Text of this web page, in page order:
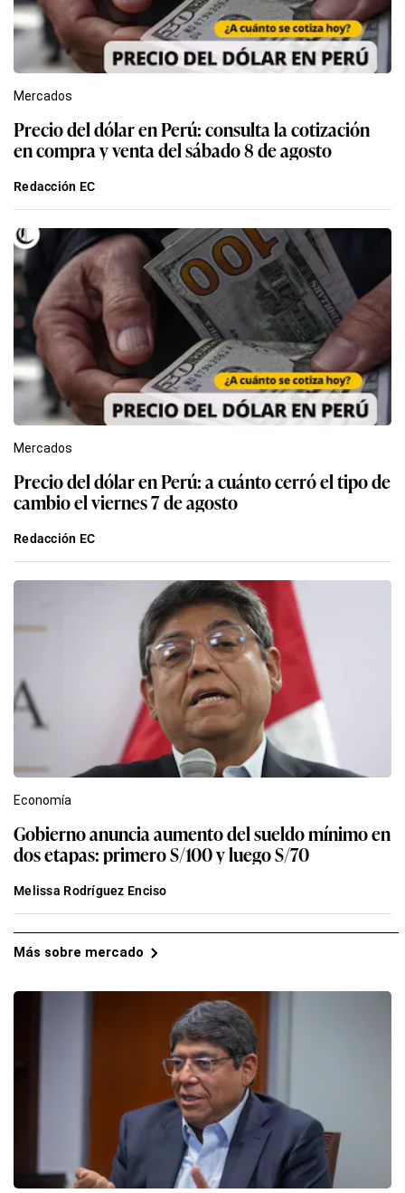
Mercados
Precio del dólar en Perú: consulta la cotización
en compra y venta del sábado 8 de agosto
Redacción EC
Mercados
Precio del dólar en Perú: a cuánto cerró el tipo de
cambio el viernes 7 de agosto
Redacción EC
Economía
Gobierno anuncia aumento del sueldo mínimo en
dos etapas: primero S/100 y luego S/70
Melissa Rodríguez Enciso
Más sobre mercado